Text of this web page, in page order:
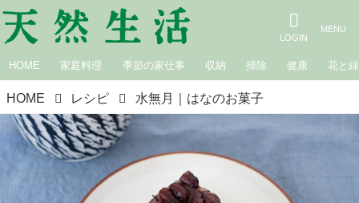
HOME 家庭料理 季節の家仕事 収納 掃除 健康 花と緑
HOME レシピ 水無月｜はなのお菓子